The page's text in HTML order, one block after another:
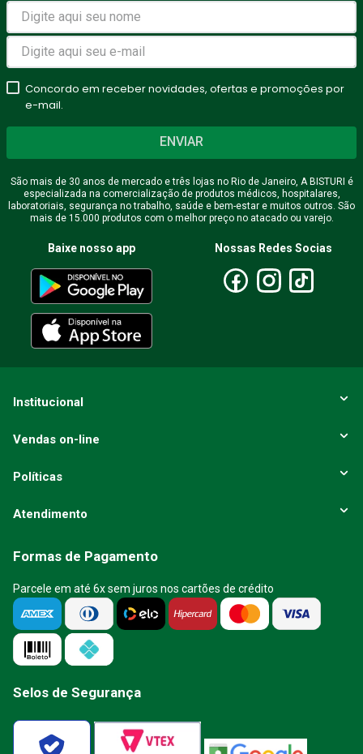
Concordo em receber novidades, ofertas e promoções por
e-mail.
ENVIAR
São mais de 30 anos de mercado e três lojas no Rio de Janeiro, A BISTURI é
especializada na comercialização de produtos médicos, hospitalares,
laboratoriais, segurança no trabalho, saúde e bem-estar e muitos outros. São
mais de 15.000 produtos com o melhor preço no atacado ou varejo.
Baixe nosso app Nossas Redes Socias
Institucional
Vendas on-line
Políticas
Atendimento
Formas de Pagamento
Parcele em até 6x sem juros nos cartões de crédito
Selos de Segurança